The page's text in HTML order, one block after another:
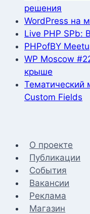
решения
WordPress на
Live PHP SPb:
PHPofBY
WP Moscow
крыше
Тематический
Custom Fields
О проекте
Публикации
События
Вакансии
Реклама
Магазин